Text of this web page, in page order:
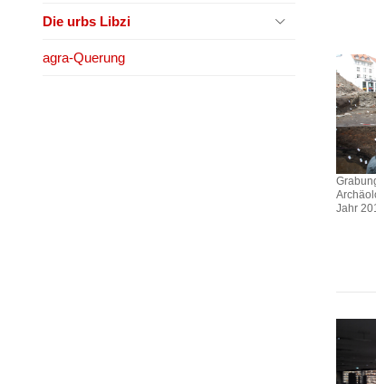
Die urbs Libzi
agra-Querung
Jahr